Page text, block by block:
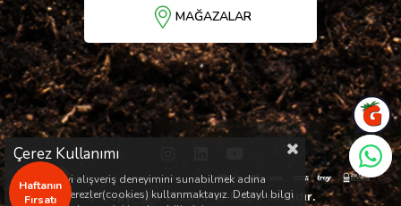
MAĞAZALAR
Haftanın
Fırsatı
© Copyright 2026 / Her hakkı saklıdır.
Çerez Kullanımı
Sizlere en iyi alışveriş deneyimini sunabilmek adına
sitemizde çerezler(cookies) kullanmaktayız. Detaylı bilgi